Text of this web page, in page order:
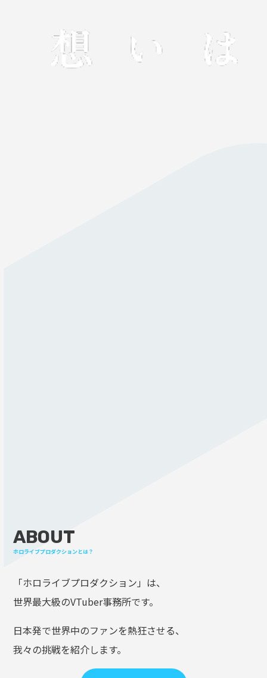
ABOUT
ホロライブプロダクションとは？
「ホロライブプロダクション」は、
世界最大級のVTuber事務所です。
日本発で世界中のファンを熱狂させる、
我々の挑戦を紹介します。